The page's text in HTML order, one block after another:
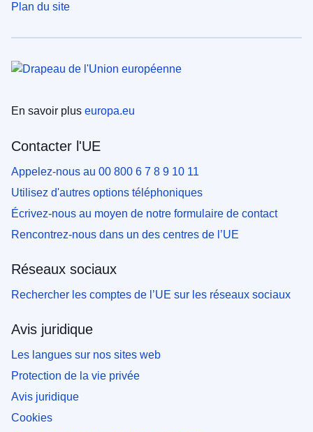
Plan du site
En savoir plus europa.eu
Contacter l'UE
Appelez-nous au 00 800 6 7 8 9 10 11
Utilisez d'autres options téléphoniques
Écrivez-nous au moyen de notre formulaire de contact
Rencontrez-nous dans un des centres de l’UE
Réseaux sociaux
Rechercher les comptes de l’UE sur les réseaux sociaux
Avis juridique
Les langues sur nos sites web
Protection de la vie privée
Avis juridique
Cookies